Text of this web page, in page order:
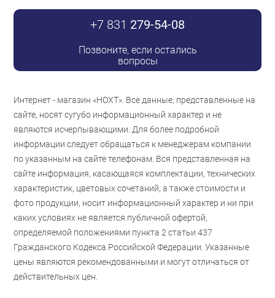
+7 831 279-54-08
Позвоните, если остались
вопросы
Интернет - магазин «НОХТ». Все данные, представленные на
сайте, носят сугубо информационный характер и не
являются исчерпывающими. Для более подробной
информации следует обращаться к менеджерам компании
по указанным на сайте телефонам. Вся представленная на
сайте информация, касающаяся комплектации, технических
характеристик, цветовых сочетаний, а также стоимости и
фото продукции, носит информационный характер и ни при
каких условиях не является публичной офертой,
определяемой положениями пункта 2 статьи 437
Гражданского Кодекса Российской Федерации. Указанные
цены являются рекомендованными и могут отличаться от
действительных цен.